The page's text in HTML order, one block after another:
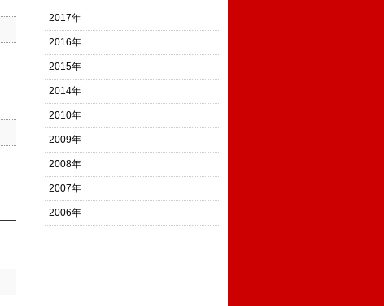
2017年
2016年
2015年
2014年
2010年
2009年
2008年
2007年
2006年